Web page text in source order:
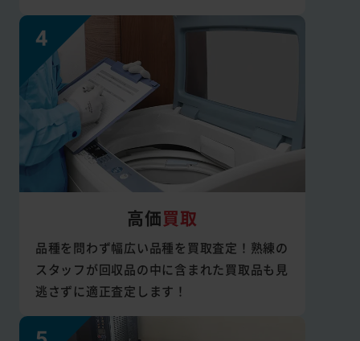
高価買取
品種を問わず幅広い品種を買取査定！熟練の
スタッフが回収品の中に含まれた買取品も見
逃さずに適正査定します！